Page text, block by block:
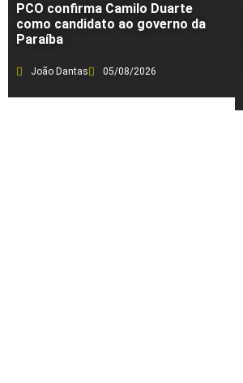
PCO confirma Camilo Duarte
como candidato ao governo da
Paraíba
João Dantas 05/08/2026